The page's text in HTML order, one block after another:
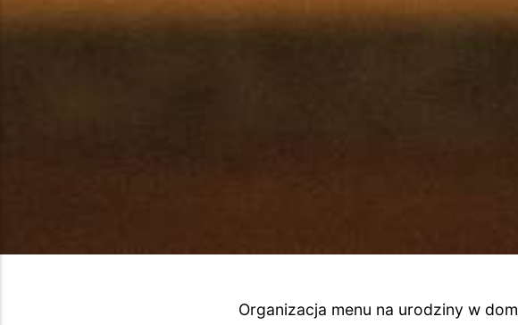
Organizacja menu na urodziny w